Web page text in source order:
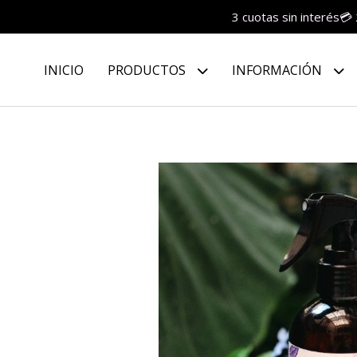
3 cuotas sin interés💳
INICIO PRODUCTOS INFORMACIÓN